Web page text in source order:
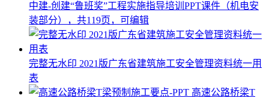
中建-创建“鲁班奖”工程实施指导培训PPT课件（机电安
装部分），共119页，可编辑
完整无水印 2021版广东省建筑施工安全管理资料统一用
表
高速公路桥梁T